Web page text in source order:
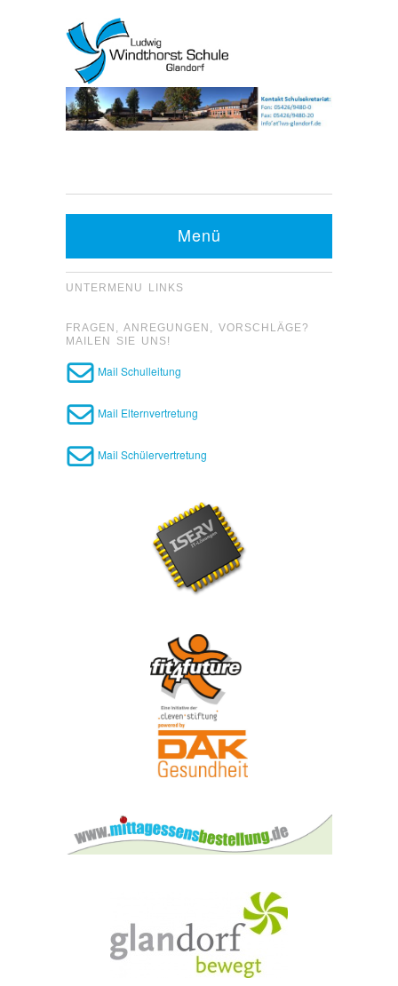
Fax: 05426 9480-20
Menü
UNTERMENU LINKS
FRAGEN, ANREGUNGEN, VORSCHLÄGE?
MAILEN SIE UNS!
Mail Schulleitung
Mail Elternvertretung
Mail Schülervertretung